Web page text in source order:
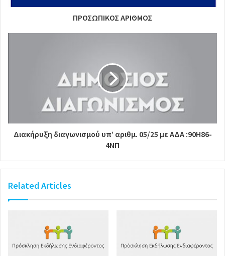
ΠΡΟΣΩΠΙΚΟΣ ΑΡΙΘΜΟΣ
Διακήρυξη διαγωνισμού υπ’ αριθμ. 05/25 με ΑΔΑ :90H86-
4ΝΠ
Related Articles